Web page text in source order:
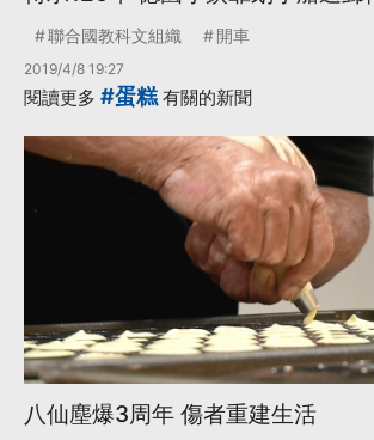
聯合國教科文組織 開車
2019/4/8 19:27
閱讀更多 #蛋糕有關的新聞
八仙塵爆3周年 傷者重建生活